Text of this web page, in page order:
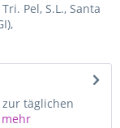
Pel, S.L., Santa
täglichen
mehr